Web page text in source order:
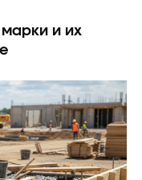
и их